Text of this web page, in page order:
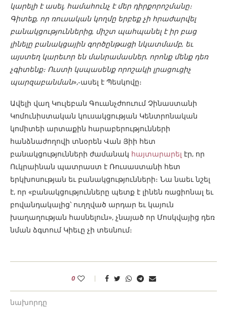
կարելի է ասել, համահունչ է մեր դիրքորոշմանը։
Գիտեք, որ ռուսական կողմը երբեք չի հրաժարվել
բանակցություններից, միշտ պահպանել է իր բաց
լինելը բանակցային գործընթացի նկատմամբ, եւ
այստեղ կարեւոր են մանրամասներ, որոնք մենք դեռ
չգիտենք։ Ուստի կսպասենք որոշակի լրացուցիչ
պարզաբանման»,-ասել է Պեսկովը։
Ավելի վաղ Կուլեբան Գուանչժոուում Չինաստանի
Կոմունիստական կուսակցության Կենտրոնական
կոմիտեի արտաքին հարաբերությունների
հանձնաժողովի տնօրեն Վան Յիի հետ
բանակցությունների ժամանակ հայտարարել էր, որ
Ուկրաինան պատրաստ է Ռուսաստանի հետ
երկխոսության եւ բանակցությունների։ Նա նաեւ նշել
է, որ «բանակցությունները պետք է լինեն ռացիոնալ եւ
բովանդակալից՝ ուղղված արդար եւ կայուն
խաղաղության հասնելուն», չնայած որ Մոսկվայից դեռ
նման ձգտում Կիեւը չի տեսնում։
0
նախորդը